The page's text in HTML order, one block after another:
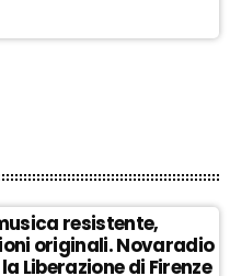
resistente,
originali. Novaradio
Liberazione di Firenze